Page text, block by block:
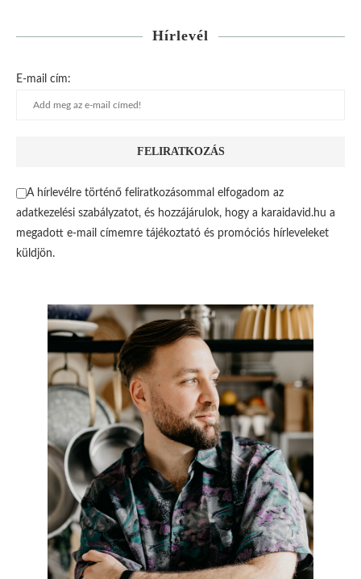
Hírlevél
E-mail cím:
A hírlevélre történő feliratkozásommal elfogadom az
adatkezelési szabályzatot, és hozzájárulok, hogy a karaidavid.hu a
megadott e-mail címemre tájékoztató és promóciós hírleveleket
küldjön.